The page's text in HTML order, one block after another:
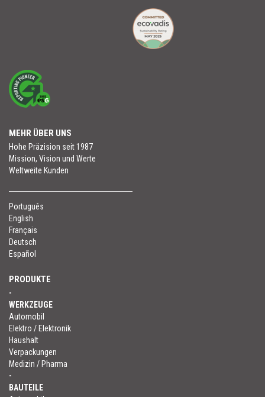
MEHR ÜBER UNS
Hohe Präzision seit 1987
Mission, Vision und Werte
Weltweite Kunden
Português
English
Français
Deutsch
Español
PRODUKTE
-
WERKZEUGE
Automobil
Elektro / Elektronik
Haushalt
Verpackungen
Medizin / Pharma
-
BAUTEILE